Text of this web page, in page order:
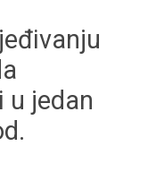
u jedan